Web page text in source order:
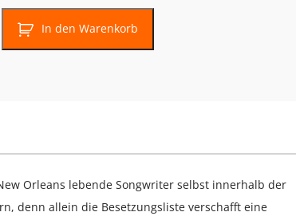
In den Warenkorb
Orleans lebende Songwriter selbst innerhalb der
denn allein die Besetzungsliste verschafft eine